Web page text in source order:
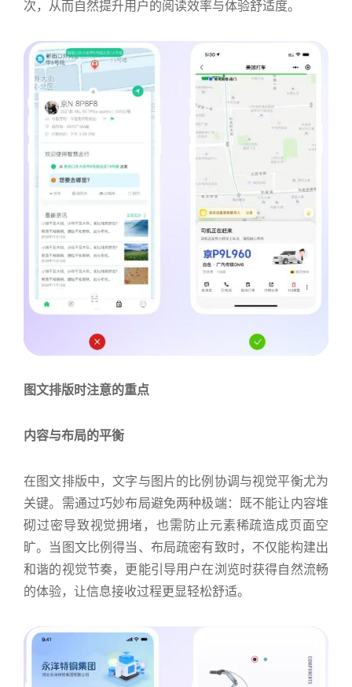
次，从而自然提升用户的阅读效率与体验舒适度。
图文排版时注意的重点
内容与布局的平衡
在图文排版中，文字与图片的比例协调与视觉平衡尤为
关键。需通过巧妙布局避免两种极端：既不能让内容堆
砌过密导致视觉拥堵，也需防止元素稀疏造成页面空
旷。当图文比例得当、布局疏密有致时，不仅能构建出
和谐的视觉节奏，更能引导用户在浏览时获得自然流畅
的体验，让信息接收过程更显轻松舒适。